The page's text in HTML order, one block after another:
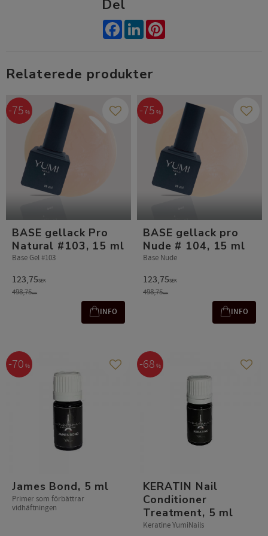
Del
Facebook
LinkedIn
Relaterede produkter
BASE gellack Pro
Natural #103, 15 ml
Base Gel #103
123,75SEK
498,75SEK
75 % Gem som favorit
INFO
BASE gellack pro
Nude # 104, 15 ml
Base Nude
123,75SEK
498,75SEK
75 % Gem
INFO
James Bond, 5 ml
Primer som förbättrar
vidhäftningen
70 % Gem som favorit
KERATIN Nail
Conditioner
Treatment, 5 ml
Keratine YumiNails
68 % Gem